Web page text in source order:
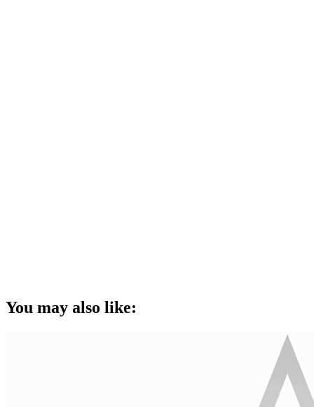
You may also like: